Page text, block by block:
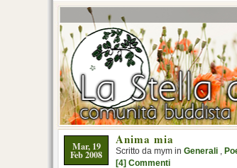
Mar, 19
Feb 2008
Anima mia
Scritto da mym in Generali
[4] Commenti